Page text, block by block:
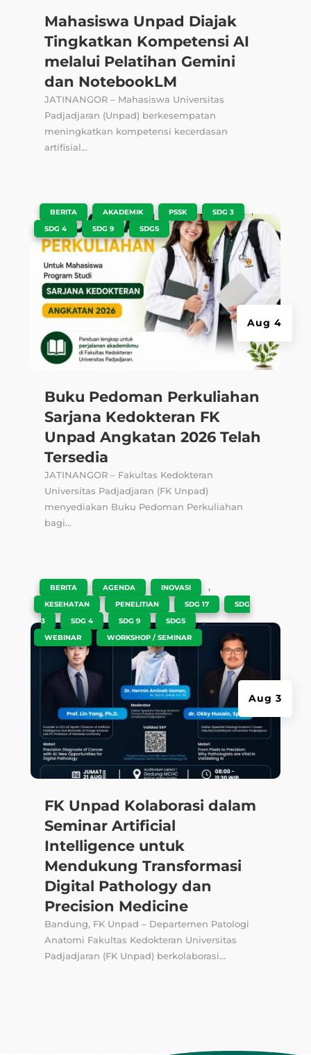
Mahasiswa Unpad Diajak
Tingkatkan Kompetensi AI
melalui Pelatihan Gemini
dan NotebookLM
JATINANGOR – Mahasiswa Universitas
Padjadjaran (Unpad) berkesempatan
meningkatkan kompetensi kecerdasan
artifisial...
Buku Pedoman Perkuliahan
Sarjana Kedokteran FK
Unpad Angkatan 2026 Telah
Tersedia
Aug 4
BERITA AKADEMIK PSSK SDG 3 ,
SDG 4 SDG 9 SDGS
JATINANGOR – Fakultas Kedokteran
Universitas Padjadjaran (FK Unpad)
menyediakan Buku Pedoman Perkuliahan
bagi...
FK Unpad Kolaborasi dalam
Seminar Artificial
Intelligence untuk
Mendukung Transformasi
Digital Pathology dan
Precision Medicine
Aug 3
BERITA AGENDA INOVASI ,
KESEHATAN PENELITIAN SDG 17
SDG
3
SDG 4 SDG 9 SDGS ,
WEBINAR WORKSHOP / SEMINAR
Bandung, FK Unpad – Departemen Patologi
Anatomi Fakultas Kedokteran Universitas
Padjadjaran (FK Unpad) berkolaborasi...